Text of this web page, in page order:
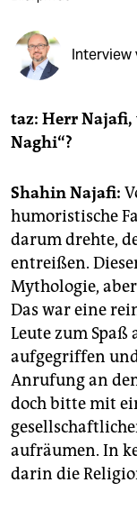
fragen & hilfe
unterstützen
genossenschaft
Interview
taz: Herr
Naghi“?
Shahin Najafi:
humoristische
darum drehte,
entreißen.
Mythologie,
Das war eine
Leute zum Spaß
aufgegriffen
Anrufung an
doch bitte mit
aufräumen. In
darin die